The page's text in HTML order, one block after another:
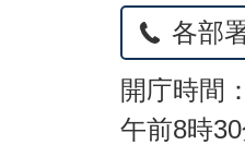
各部
開庁時間
午前8時